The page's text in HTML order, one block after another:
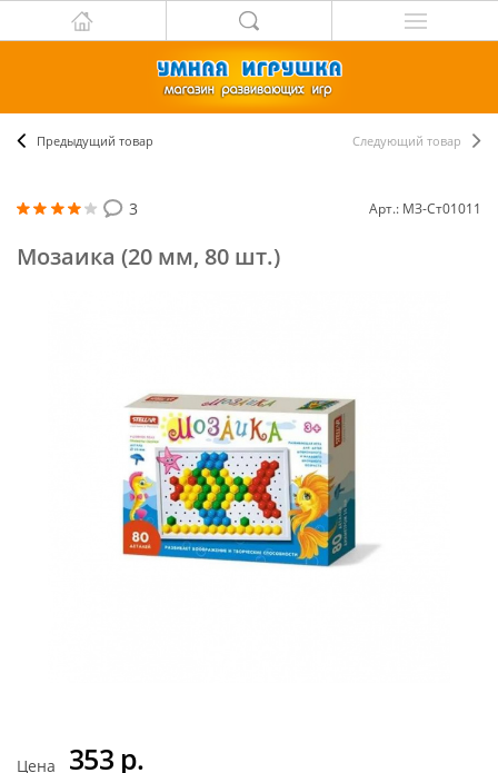
Предыдущий товар Следующий товар
3 Арт.: МЗ-Ст01011
Мозаика (20 мм, 80 шт.)
Цена 353 р.